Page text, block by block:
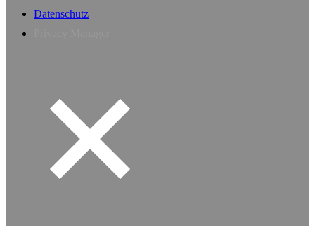
Datenschutz